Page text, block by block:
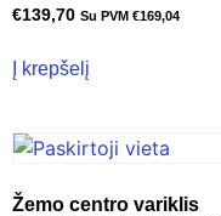
€139,70 Su PVM €169,04
Į krepšelį
Žemo centro variklis